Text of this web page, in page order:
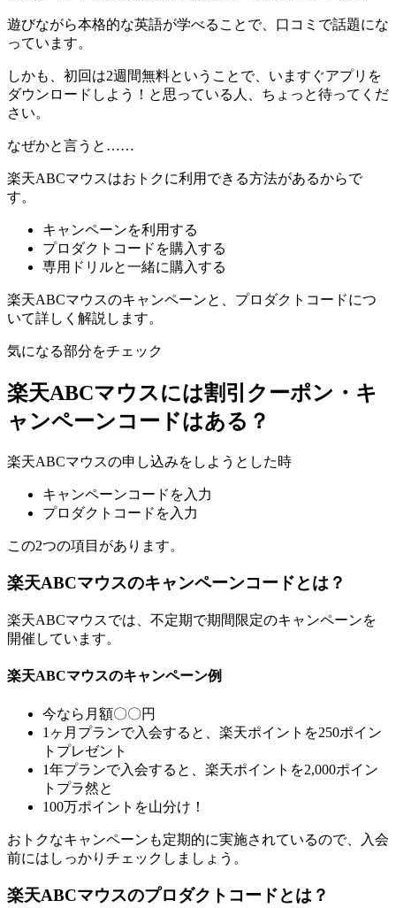
遊びながら本格的な英語が学べることで、口コミで話題にな
っています。
しかも、初回は2週間無料ということで、いますぐアプリを
ダウンロードしよう！と思っている人、ちょっと待ってくだ
さい。
なぜかと言うと……
楽天ABCマウスはおトクに利用できる方法があるからで
す。
キャンペーンを利用する
プロダクトコードを購入する
専用ドリルと一緒に購入する
楽天ABCマウスのキャンペーンと、プロダクトコードにつ
いて詳しく解説します。
気になる部分をチェック
楽天ABCマウスには割引クーポン・キ
ャンペーンコードはある？
楽天ABCマウスの申し込みをしようとした時
キャンペーンコードを入力
プロダクトコードを入力
この2つの項目があります。
楽天ABCマウスのキャンペーンコードとは？
楽天ABCマウスでは、不定期で期間限定のキャンペーンを
開催しています。
楽天ABCマウスのキャンペーン例
今なら月額〇〇円
1ヶ月プランで入会すると、楽天ポイントを250ポイン
トプレゼント
1年プランで入会すると、楽天ポイントを2,000ポイン
トプラ然と
100万ポイントを山分け！
おトクなキャンペーンも定期的に実施されているので、入会
前にはしっかりチェックしましょう。
楽天ABCマウスのプロダクトコードとは？